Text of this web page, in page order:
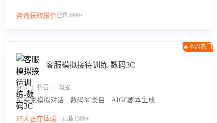
咨询获取报价已售5999+
🔥本周热门
客服模拟接待训练-数码3C
京东 | 抖音 | 淘宝
AI买家模拟对话 · 数码3C类目 · AIGC剧本生成
15人正在体验...已售1388+